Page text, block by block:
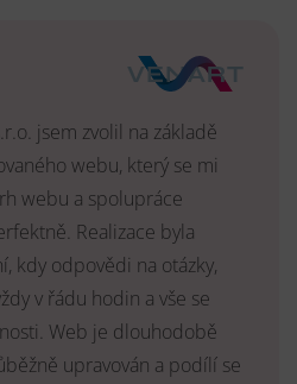
jsem zvolil na základě
webu, který se mi
webu a spolupráce
Realizace byla
kdy odpovědi na otázky,
v řádu hodin a vše se
Web je dlouhodobě
upravován a podílí se